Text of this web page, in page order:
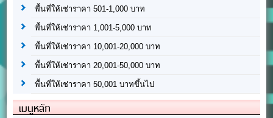
พื้นที่ให้เช่าราคา 501-1,000 บาท
พื้นที่ให้เช่าราคา 1,001-5,000 บาท
พื้นที่ให้เช่าราคา 10,001-20,000 บาท
พื้นที่ให้เช่าราคา 20,001-50,000 บาท
พื้นที่ให้เช่าราคา 50,001 บาทขึ้นไป
เมนูหลัก